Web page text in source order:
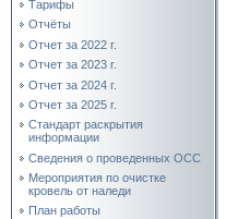
Тарифы
Отчёты
Отчет за 2022 г.
Отчет за 2023 г.
Отчет за 2024 г.
Отчет за 2025 г.
Стандарт раскрытия
информации
Сведения о проведенных ОСС
Мероприятия по очистке
кровель от наледи
План работы